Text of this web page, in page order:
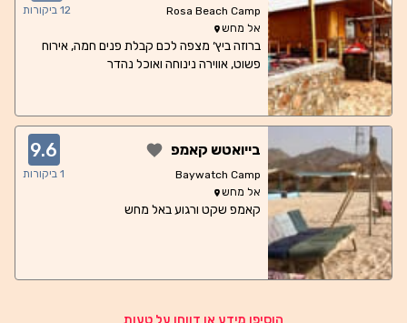
Rosa Beach Camp
אל מחש
12 ביקורות
ברוזה ביץ׳ מצפה לכם קבלת פנים חמה, אירוח
פשוט, אווירה נינוחה ואוכל נהדר
בייואטש קאמפ
Baywatch Camp
אל מחש
9.6
1 ביקורות
קאמפ שקט ורגוע באל מחש
הוסיפו מידע או דווחו על טעות